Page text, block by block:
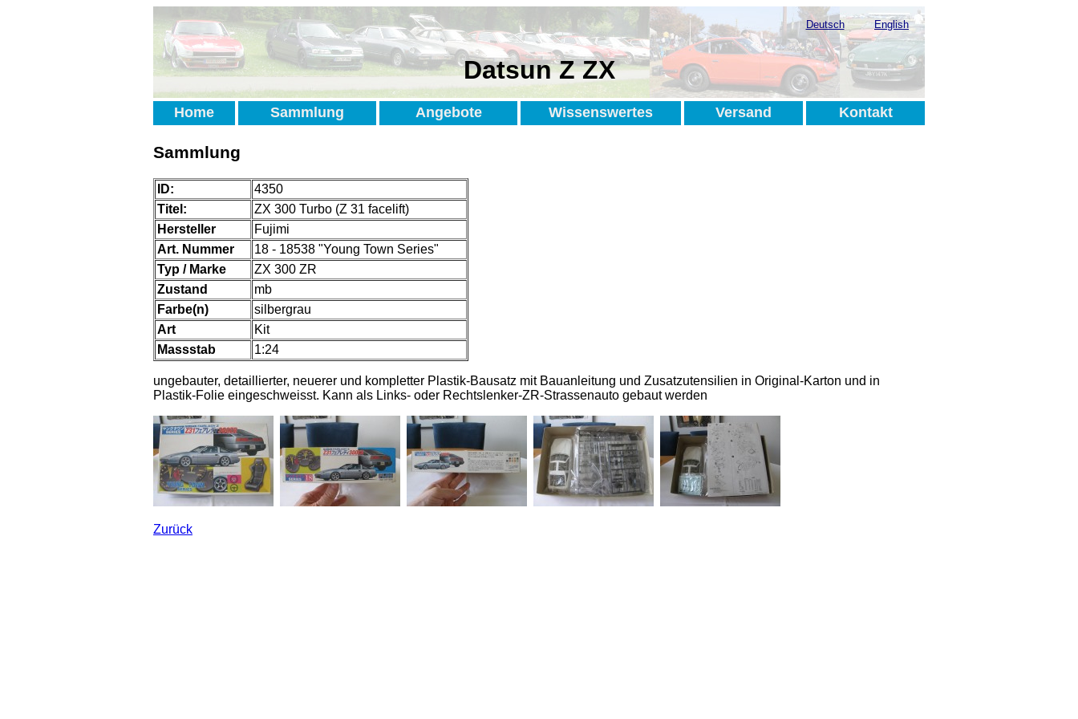
Deutsch English
Datsun Z ZX
Home Sammlung Angebote Wissenswertes Versand Kontakt
Sammlung
ID:
4350
Titel:
ZX 300 Turbo (Z 31 facelift)
Hersteller
Fujimi
Art. Nummer
18 - 18538 "Young Town Series"
Typ / Marke
ZX 300 ZR
Zustand
mb
Farbe(n)
silbergrau
Art
Kit
Massstab
1:24
ungebauter, detaillierter, neuerer und kompletter Plastik-Bausatz mit Bauanleitung und Zusatzutensilien in Original-Karton und in
Plastik-Folie eingeschweisst. Kann als Links- oder Rechtslenker-ZR-Strassenauto gebaut werden
Zurück